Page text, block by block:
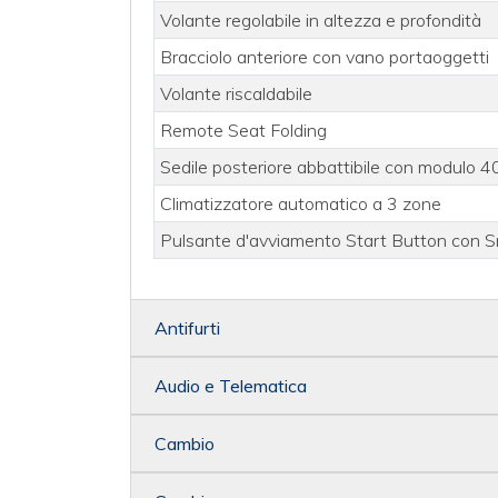
Volante regolabile in altezza e profondità
Bracciolo anteriore con vano portaoggetti
Volante riscaldabile
Remote Seat Folding
Sedile posteriore abbattibile con modulo
Climatizzatore automatico a 3 zone
Pulsante d'avviamento Start Button con
Antifurti
Audio e Telematica
Cambio